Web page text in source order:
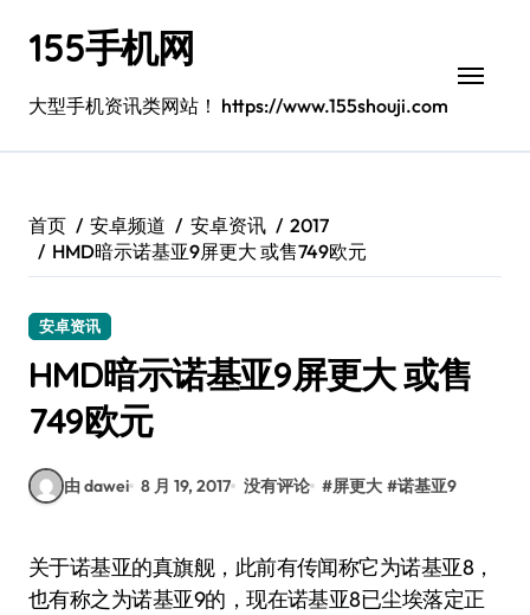
155手机网
大型手机资讯类网站！ https://www.155shouji.com
首页 安卓频道 安卓资讯
2017
HMD暗示诺基亚9屏更大 或售749欧元
安卓资讯
HMD暗示诺基亚9屏更大 或售
749欧元
由 dawei 8 月 19, 2017 没有评论 #屏更大 #诺基亚9
关于诺基亚的真旗舰，此前有传闻称它为诺基亚8，
也有称之为诺基亚9的，现在诺基亚8已尘埃落定正